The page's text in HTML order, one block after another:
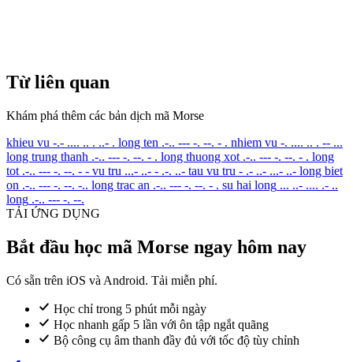
Từ liên quan
Khám phá thêm các bản dịch mã Morse
khieu vu -.- .... .. . ..- . long ten .-.. --- -. --. - . nhiem vu -. .... .. . -- ...
long trung thanh .-.. --- -. --. - . long thuong xot .-.. --- -. --. - . long
tot .-.. --- -. --. - - vu tru ...- ..- - .-. ..- tau vu tru - .- ..- ...- ..- long biet
on .-.. --- -. --. -.. long trac an .-.. --- -. --. - . su hai long ... ..- .... .- ..
long .-.. --- -. --.
TẢI ỨNG DỤNG
Bắt đầu học mã Morse ngay hôm nay
Có sẵn trên iOS và Android. Tải miễn phí.
Học chỉ trong 5 phút mỗi ngày
Học nhanh gấp 5 lần với ôn tập ngắt quãng
Bộ công cụ âm thanh đầy đủ với tốc độ tùy chỉnh